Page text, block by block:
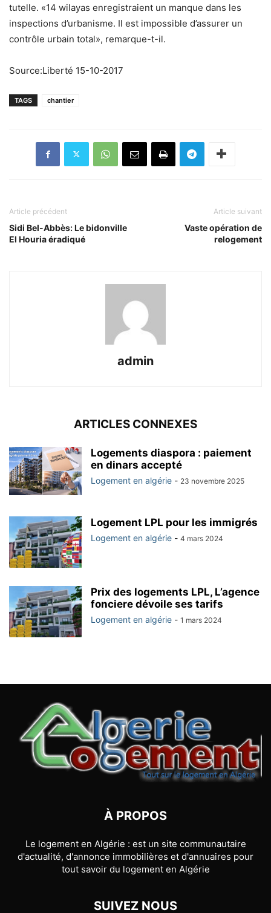
tutelle. «14 wilayas enregistraient un manque dans les
inspections d’urbanisme. Il est impossible d’assurer un
contrôle urbain total», remarque-t-il.
Source:Liberté 15-10-2017
TAGS chantier
Article précédent
Sidi Bel-Abbès: Le bidonville
El Houria éradiqué
Article suivant
Vaste opération de
relogement
admin
ARTICLES CONNEXES
Logements diaspora : paiement
en dinars accepté
Logement en algérie - 23 novembre 2025
Logement LPL pour les immigrés
Logement en algérie - 4 mars 2024
Prix des logements LPL, L’agence
fonciere dévoile ses tarifs
Logement en algérie - 1 mars 2024
À PROPOS
Le logement en Algérie : est un site communautaire
d'actualité, d'annonce immobilières et d'annuaires pour
tout savoir du logement en Algérie
SUIVEZ NOUS